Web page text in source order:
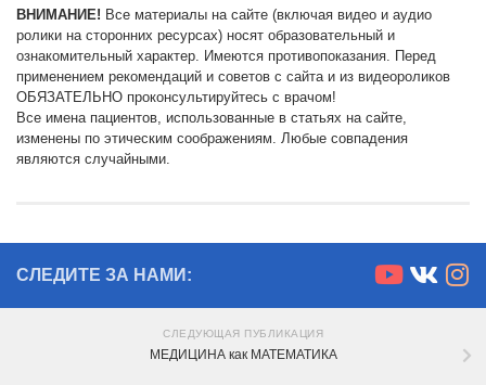
ВНИМАНИЕ! Все материалы на сайте (включая видео и аудио
ролики на сторонних ресурсах) носят образовательный и
ознакомительный характер. Имеются противопоказания. Перед
применением рекомендаций и советов с сайта и из видеороликов
ОБЯЗАТЕЛЬНО проконсультируйтесь с врачом!
Все имена пациентов, использованные в статьях на сайте,
изменены по этическим соображениям. Любые совпадения
являются случайными.
СЛЕДИТЕ ЗА НАМИ:
СЛЕДУЮЩАЯ ПУБЛИКАЦИЯ
МЕДИЦИНА как МАТЕМАТИКА